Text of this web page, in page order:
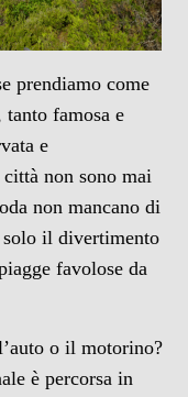
prendiamo come
famosa e
e
non sono mai
non mancano di
solo il divertimento
favolose da
o il motorino?
è percorsa in